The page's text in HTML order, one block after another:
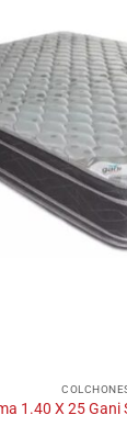
1.40 X 25 Gani